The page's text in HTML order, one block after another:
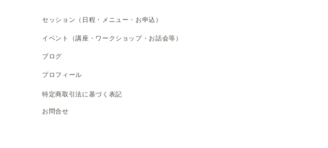
セッション（日程・メニュー・お申込）
​イベント（講座・ワークショップ・お話会等）
​ブログ
​プロフィール
​特定商取引法に基づく表記
お問合せ